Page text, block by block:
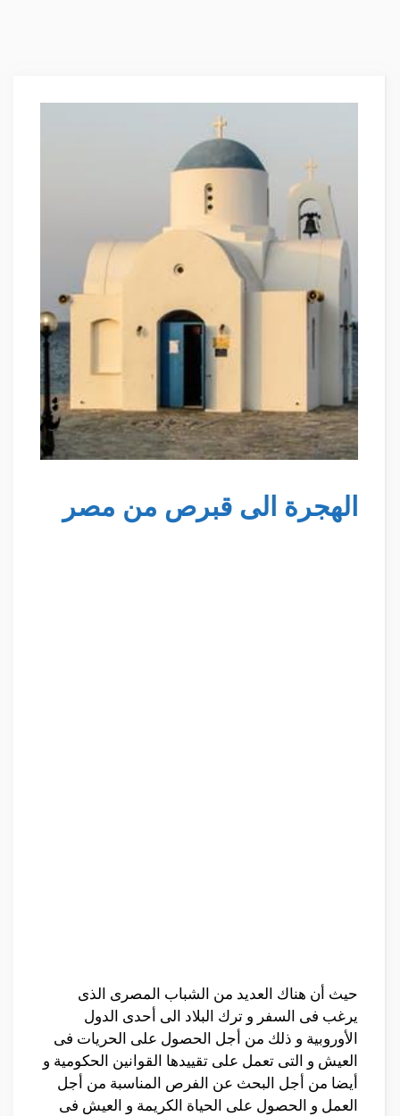
الهجرة الى قبرص من مصر
حيث أن هناك العديد من الشباب المصرى الذى
يرغب فى السفر و ترك البلاد الى أحدى الدول
الأوروبية و ذلك من أجل الحصول على الحريات فى
العيش و التى تعمل على تقييدها القوانين الحكومية و
أيضا من أجل البحث عن الفرص المناسبة من أجل
العمل و الحصول على الحياة الكريمة و العيش فى